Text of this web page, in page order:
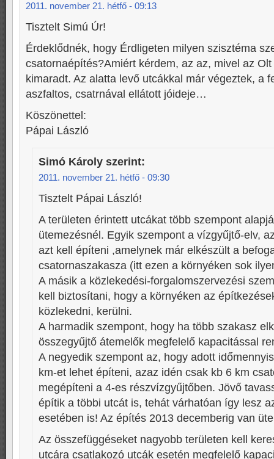
2011. november 21. hétfő - 09:13
Tisztelt Simú Úr!
Érdeklődnék, hogy Érdligeten milyen szisztéma
csatornaépítés?Amiért kérdem, az az, mivel az
kimaradt. Az alatta levő utcákkal már végeztek, a
aszfaltos, csatrnával ellátott jóideje…
Köszönettel:
Pápai László
Simó Károly szerint:
2011. november 21. hétfő - 09:30
Tisztelt Pápai László!
A területen érintett utcákat több szempont
ütemezésnél. Egyik szempont a vízgyűjtő-elv,
azt kell építeni ,amelynek már elkészült a
csatornaszakasza (itt ezen a környéken sok
A másik a közlekedési-forgalomszervezési
kell biztosítani, hogy a környéken az
közlekedni, kerülni.
A harmadik szempont, hogy ha több szakasz
összegyűjtő átemelők megfelelő kapacitással
A negyedik szempont az, hogy adott
km-et lehet építeni, azaz idén csak kb 6 km
megépíteni a 4-es részvízgyűjtőben. Jövő
építik a többi utcát is, tehát várhatóan így lesz
esetében is! Az építés 2013 decemberig van
Az összefüggéseket nagyobb területen kell
utcára csatlakozó utcák esetén megfelelő